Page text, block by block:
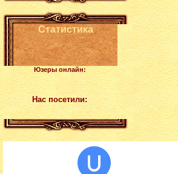
Статистика
Юзеры онлайн:
Нас посетили: